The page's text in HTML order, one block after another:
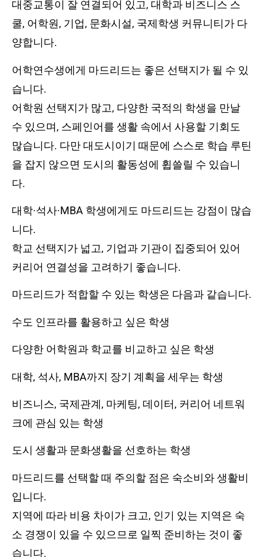
대중교통이 잘 연결되어 있고, 대학과 비즈니스 스
쿨, 어학원, 기업, 문화시설, 국제학생 커뮤니티가 다
양합니다.
어학연수생에게 마드리드는 좋은 선택지가 될 수 있
습니다.
어학원 선택지가 많고, 다양한 국적의 학생을 만날
수 있으며, 스페인어를 생활 속에서 사용할 기회도
많습니다. 다만 대도시이기 때문에 스스로 학습 루틴
을 잡지 않으면 도시의 활동성에 휩쓸릴 수 있습니
다.
대학·석사·MBA 학생에게도 마드리드는 강점이 많습
니다.
학교 선택지가 넓고, 기업과 기관이 집중되어 있어
커리어 연결성을 고려하기 좋습니다.
마드리드가 적합할 수 있는 학생은 다음과 같습니다.
수도 인프라를 활용하고 싶은 학생
다양한 어학원과 학교를 비교하고 싶은 학생
대학, 석사, MBA까지 장기 계획을 세우는 학생
비즈니스, 국제관계, 마케팅, 데이터, 커리어 네트워
크에 관심 있는 학생
도시 생활과 문화생활을 선호하는 학생
마드리드를 선택할 때 주의할 점은 숙소비와 생활비
입니다.
지역에 따라 비용 차이가 크고, 인기 있는 지역은 숙
소 경쟁이 있을 수 있으므로 일찍 준비하는 것이 좋
습니다.